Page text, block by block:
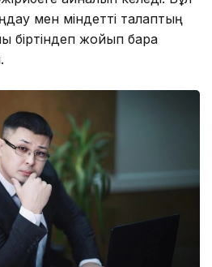
мен міндетті талаптың
біртіндеп жойып бара